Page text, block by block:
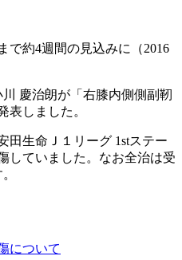
で約4週間の見込みに（2016
川 慶治朗が「右膝内側側副靭
表しました。
田生命Ｊ１リーグ 1stステー
していました。なお全治は受
について